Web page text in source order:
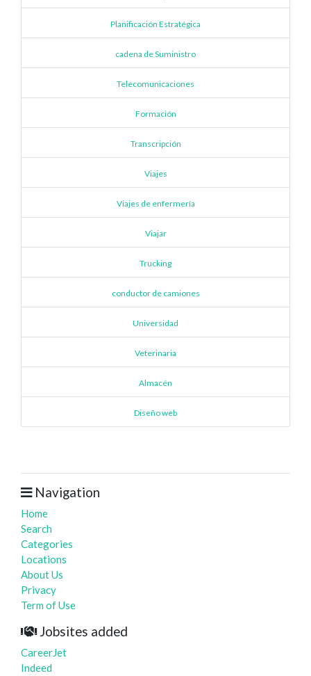
Planificación Estratégica
cadena de Suministro
Telecomunicaciones
Formación
Transcripción
Viajes
Viajes de enfermería
Viajar
Trucking
conductor de camiones
Universidad
Veterinaria
Almacén
Diseño web
Navigation
Home
Search
Categories
Locations
About Us
Privacy
Term of Use
Jobsites added
CareerJet
Indeed